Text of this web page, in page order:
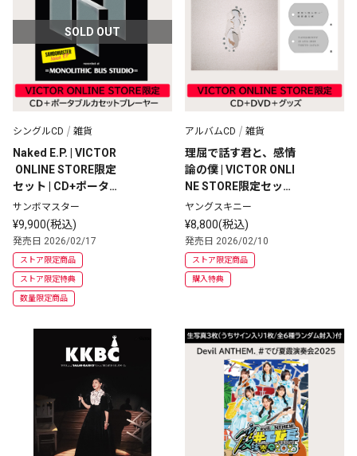
SOLD OUT
シングルCD 雑貨
Naked E.P. | VICTOR
ONLINE STORE限定
セット | CD+ポータブ
ルカセットプレーヤー
サンボマスター
¥9,900(税込)
発売日 2026/02/17
ストア限定商品
ストア限定特典
数量限定商品
アルバムCD 雑貨
理屈で話す君と、感情
論の僕 | VICTOR ONLI
NE STORE限定セット
| CD+DVD+グッズ
ヤングスキニー
¥8,800(税込)
発売日 2026/02/10
ストア限定商品
購入特典